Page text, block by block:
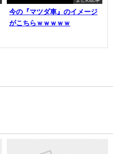
今の『マツダ車』のイメージ
がこちらｗｗｗｗｗ